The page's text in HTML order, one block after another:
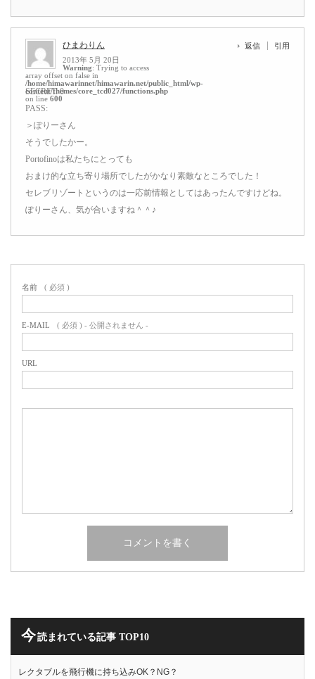
ひまわりん
2013年 5月 20日
Warning: Trying to access
array offset on false in
/home/himawarinnet/himawarin.net/public_html/wp-
content/themes/core_tcd027/functions.php
on line 600
返信 引用
SECRET: 0
PASS:
＞ぽりーさん
そうでしたかー。
Portofinoは私たちにとっても
おまけ的な立ち寄り場所でしたがかなり素敵なところでした！
セレブリゾートというのは一応前情報としてはあったんですけどね。
ぽりーさん、気が合いますね＾＾♪
名前 ( 必須 )
E-MAIL ( 必須 ) - 公開されません -
URL
今読まれている記事 TOP10
レクタブルを飛行機に持ち込みOK？NG？